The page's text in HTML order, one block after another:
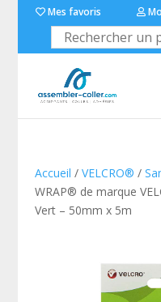
Mes favoris
Accueil / VELCRO® /
WRAP® de marque
Vert – 50mm x 5m